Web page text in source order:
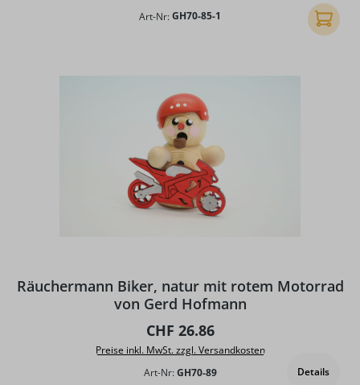
Art-Nr:GH70-85-1 In den
Räuchermann Biker, natur mit rotem Motorrad
von Gerd Hofmann
Regulärer Preis:
CHF 26.86
Preise inkl. MwSt. zzgl. Versandkosten
Art-Nr: GH70-89 Details